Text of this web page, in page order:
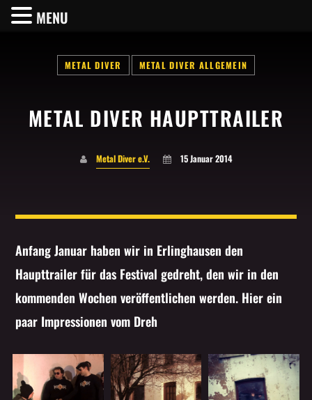
SHARE THIS PAGE ON:
Pinterest
Whatsapp
METAL DIVER METAL DIVER ALLGEMEIN
METAL DIVER HAUPTTRAILER
Metal Diver e.V. 15 Januar 2014
Anfang Januar haben wir in Erlinghausen den
Haupttrailer für das Festival gedreht, den wir in den
kommenden Wochen veröffentlichen werden. Hier ein
paar Impressionen vom Dreh
MENU